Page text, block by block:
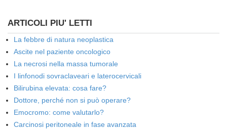
ARTICOLI PIU' LETTI
La febbre di natura neoplastica
Ascite nel paziente oncologico
La necrosi nella massa tumorale
I linfonodi sovraclaveari e laterocervicali
Bilirubina elevata: cosa fare?
Dottore, perché non si può operare?
Emocromo: come valutarlo?
Carcinosi peritoneale in fase avanzata